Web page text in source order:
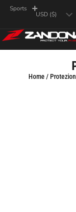
Sports
Home/